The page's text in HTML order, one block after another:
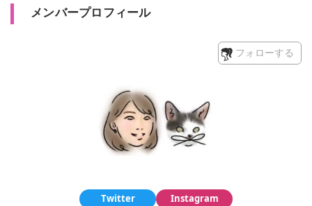
メンバープロフィール
フォローする
Twitter Instagram